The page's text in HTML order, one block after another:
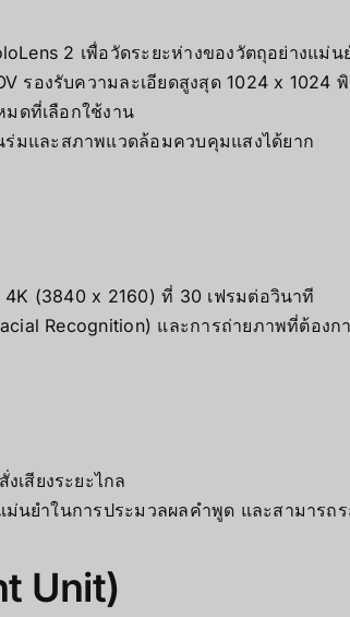
2 เพื่อวัดระยะห่างของวัตถุอย่างแม่น
รองรับความละเอียดสูงสุด 1024 x 1024
ดที่เลือกใช้งาน
มและสภาพแวดล้อมควบคุมแสงได้ยาก
(3840 x 2160) ที่ 30 เฟรมต่อวินาที
Recognition) และการถ่ายภาพที่ต้องกา
เสียงระยะไกล
นยำในการประมวลผลคำพูด และสามารถ
Unit)